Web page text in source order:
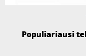
Populiariausi